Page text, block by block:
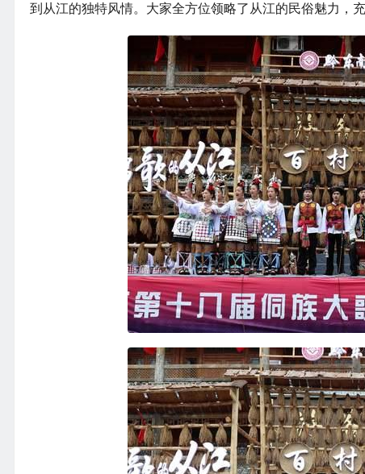
到从江的独特风情。大家全方位领略了从江的民俗魅力，